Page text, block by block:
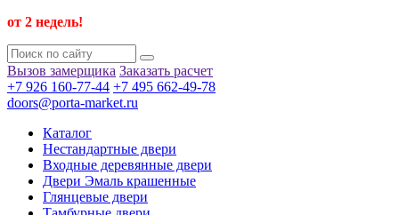
от 2 недель!
Вызов замерщика Заказать расчет
+7 926 160-77-44 +7 495 662-49-78
doors@porta-market.ru
Каталог
Нестандартные двери
Входные деревянные двери
Двери Эмаль крашенные
Глянцевые двери